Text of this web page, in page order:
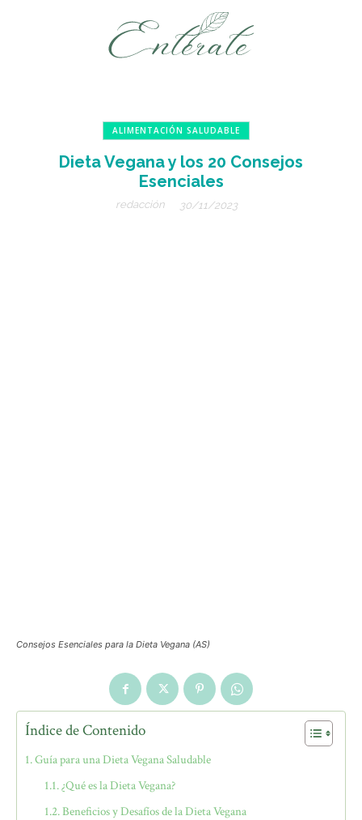
ALIMENTACIÓN SALUDABLE
Dieta Vegana y los 20 Consejos
Esenciales
redacción 30/11/2023
Consejos Esenciales para la Dieta Vegana (AS)
Índice de Contenido
Guía para una Dieta Vegana Saludable
¿Qué es la Dieta Vegana?
Beneficios y Desafíos de la Dieta Vegana